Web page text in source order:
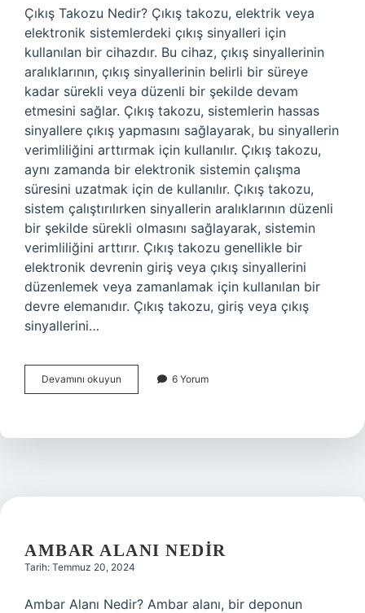
Çıkış Takozu Nedir? Çıkış takozu, elektrik veya
elektronik sistemlerdeki çıkış sinyalleri için
kullanılan bir cihazdır. Bu cihaz, çıkış sinyallerinin
aralıklarının, çıkış sinyallerinin belirli bir süreye
kadar sürekli veya düzenli bir şekilde devam
etmesini sağlar. Çıkış takozu, sistemlerin hassas
sinyallere çıkış yapmasını sağlayarak, bu sinyallerin
verimliliğini arttırmak için kullanılır. Çıkış takozu,
aynı zamanda bir elektronik sistemin çalışma
süresini uzatmak için de kullanılır. Çıkış takozu,
sistem çalıştırılırken sinyallerin aralıklarının düzenli
bir şekilde sürekli olmasını sağlayarak, sistemin
verimliliğini arttırır. Çıkış takozu genellikle bir
elektronik devrenin giriş veya çıkış sinyallerini
düzenlemek veya zamanlamak için kullanılan bir
devre elemanıdır. Çıkış takozu, giriş veya çıkış
sinyallerini…
Devamını okuyun
takozu
6 Yorum
AMBAR ALANI NEDIR
Tarih: Temmuz 20, 2024
Ambar Alanı Nedir? Ambar alanı, bir deponun